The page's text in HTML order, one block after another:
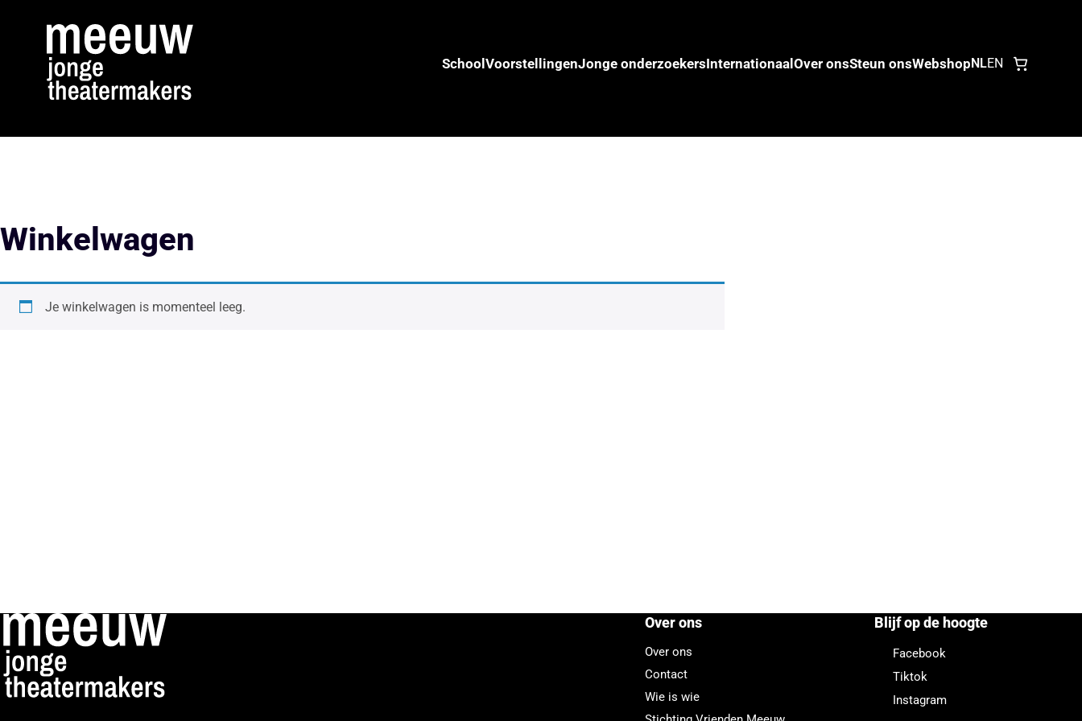
SchoolVoorstellingenJonge onderzoekersInternationaalOver onsSteun onsWebshopNLEN
Winkelwagen
Je winkelwagen is momenteel leeg.
Over ons
Over ons
Contact
Wie is wie
Blijf op de hoogte
Facebook
Tiktok
Instagram